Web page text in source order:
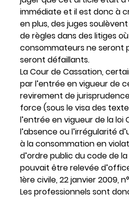
immédiate et il est donc à
en plus, des juges
de règles dans des litiges
consommateurs ne seront
seront défaillants.
La Cour de Cassation,
par l’entrée en vigueur de
revirement de
force (sous le visa des
l’entrée en vigueur de la loi
l’absence ou l’irrégularité
à la consommation en
d’ordre public du code de
pouvait être relevée
1ère civile, 22 janvier 2009,
Les professionnels sont